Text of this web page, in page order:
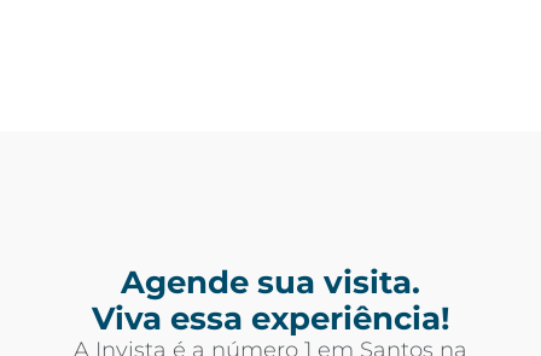
Agende sua visita.
Viva essa experiência!
A Invista é a número 1 em Santos na